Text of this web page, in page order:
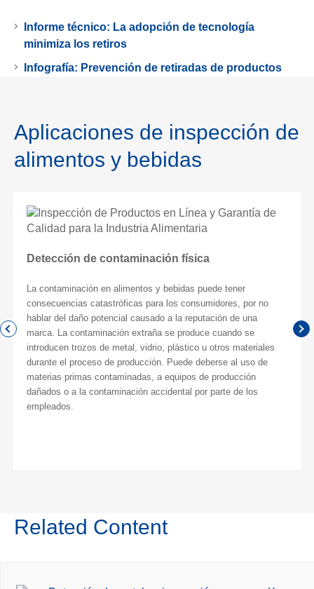
Informe técnico: La adopción de tecnología
minimiza los retiros
Infografía: Prevención de retiradas de productos
Aplicaciones de inspección de
alimentos y bebidas
Detección de contaminación física
La contaminación en alimentos y bebidas puede tener
consecuencias catastróficas para los consumidores, por no
hablar del daño potencial causado a la reputación de una
marca. La contaminación extraña se produce cuando se
introducen trozos de metal, vidrio, plástico u otros materiales
durante el proceso de producción. Puede deberse al uso de
materias primas contaminadas, a equipos de producción
dañados o a la contaminación accidental por parte de los
empleados.
Related Content